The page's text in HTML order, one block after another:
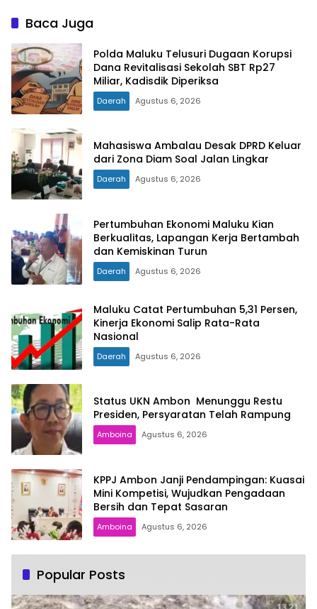
Baca Juga
Polda Maluku Telusuri Dugaan Korupsi
Dana Revitalisasi Sekolah SBT Rp27
Miliar, Kadisdik Diperiksa
Daerah Agustus 6, 2026
Mahasiswa Ambalau Desak DPRD Keluar
dari Zona Diam Soal Jalan Lingkar
Daerah Agustus 6, 2026
Pertumbuhan Ekonomi Maluku Kian
Berkualitas, Lapangan Kerja Bertambah
dan Kemiskinan Turun
Daerah Agustus 6, 2026
Maluku Catat Pertumbuhan 5,31 Persen,
Kinerja Ekonomi Salip Rata-Rata
Nasional
Daerah Agustus 6, 2026
Status UKN Ambon Menunggu Restu
Presiden, Persyaratan Telah Rampung
Amboina Agustus 6, 2026
KPPJ Ambon Janji Pendampingan: Kuasai
Mini Kompetisi, Wujudkan Pengadaan
Bersih dan Tepat Sasaran
Amboina Agustus 6, 2026
Popular Posts